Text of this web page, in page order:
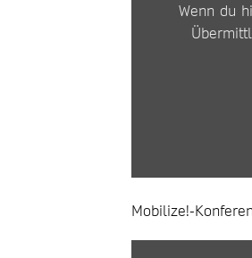
ANZEIGEN
Wenn du
Mobilize!-